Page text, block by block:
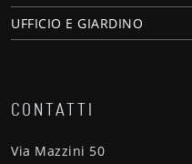
UFFICIO E GIARDINO
CONTATTI
Via Mazzini 50